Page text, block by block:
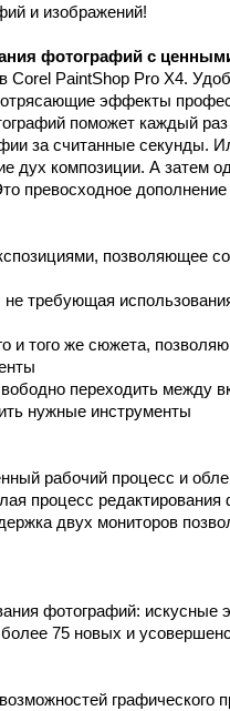
и изображений!
фотографий с
Corel PaintShop Pro X4.
эффекты
поможет каждый
за считанные секунды.
дух композиции. А затем
превосходное
позволяющее
требующая
того же сюжета,
переходить между
нужные инструменты
рабочий процесс и
процесс
двух мониторов
фотографий: искусные
75 новых и
графического